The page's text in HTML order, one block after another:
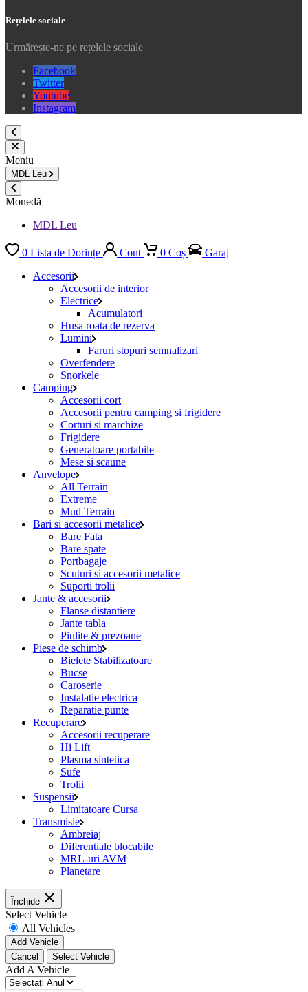
Rețelele sociale
Urmărește-ne pe rețelele sociale
Facebook
Twitter
Youtube
Instagram
Meniu
MDL Leu
Monedă
MDL Leu
0 Lista de Dorințe Cont 0 Coș
Garaj
Accesorii
Accesorii de interior
Electrice
Acumulatori
Husa roata de rezerva
Lumini
Faruri stopuri semnalizari
Overfendere
Snorkele
Camping
Accesorii cort
Accesorii pentru camping si frigidere
Corturi si marchize
Frigidere
Generatoare portabile
Mese si scaune
Anvelope
All Terrain
Extreme
Mud Terrain
Bari si accesorii metalice
Bare Fata
Bare spate
Portbagaje
Scuturi si accesorii metalice
Suporti trolii
Jante & accesorii
Flanse distantiere
Jante tabla
Piulite & prezoane
Piese de schimb
Bielete Stabilizatoare
Bucse
Caroserie
Instalatie electrica
Reparatie punte
Recuperare
Accesorii recuperare
Hi Lift
Plasma sintetica
Sufe
Trolii
Suspensii
Limitatoare Cursa
Transmisie
Ambreiaj
Diferentiale blocabile
MRL-uri AVM
Planetare
Închide
Select Vehicle
All Vehicles
Add Vehicle
Cancel
Select Vehicle
Add A Vehicle